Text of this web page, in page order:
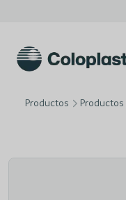
Productos